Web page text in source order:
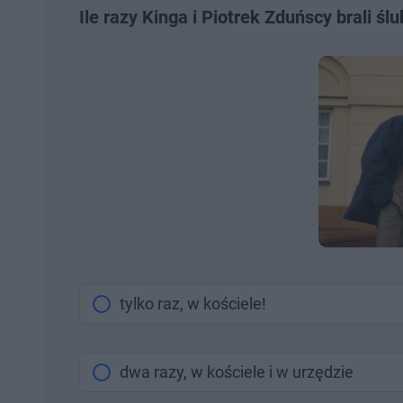
Ile razy Kinga i Piotrek Zduńscy brali
tylko raz, w kościele!
dwa razy, w kościele i w urzędzie